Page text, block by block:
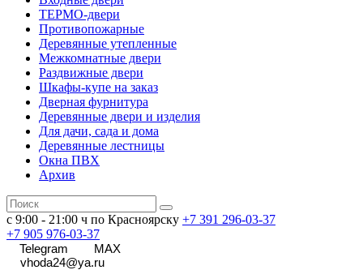
ТЕРМО-двери
Противопожарные
Деревянные утепленные
Межкомнатные двери
Раздвижные двери
Шкафы-купе на заказ
Дверная фурнитура
Деревянные двери и изделия
Для дачи, сада и дома
Деревянные лестницы
Окна ПВХ
Архив
с 9:00 - 21:00 ч по Красноярску +7 391 296-03-37
+7 905 976-03-37
Telegram
MAX
vhoda24@ya.ru